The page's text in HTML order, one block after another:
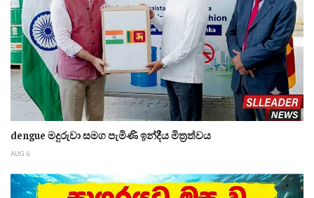
dengue මදුරුවා සමග පැමිණි ඉන්දීය මිත්‍රත්වය
AUG 6